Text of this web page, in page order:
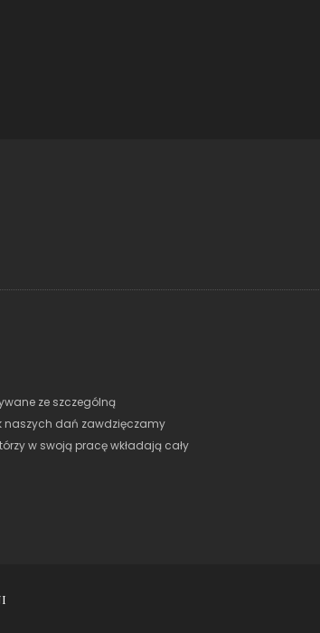
ze szczególną
naszych dań zawdzięczamy
w swoją pracę wkładają cały